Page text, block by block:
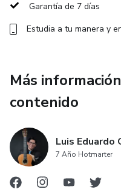
Garantía de 7 días
Estudia a tu manera y
Más
contenido
Luis Eduardo
7 Año Hotmarter